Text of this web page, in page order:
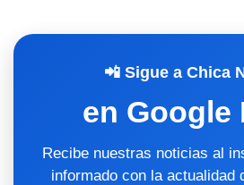
📲 Sigue a Chica
en Google
Recibe nuestras noticias al
informado con la actualidad